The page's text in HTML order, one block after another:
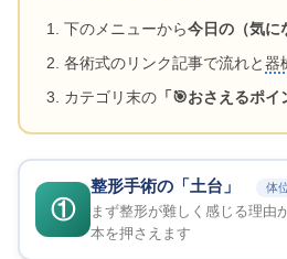
下のメニューから今日の（気に
各術式のリンク記事で流れと器
カテゴリ末の「🎯おさえるポイ
①
整形手術の「土台」 体
まず整形が難しく感じる理由
本を押さえます